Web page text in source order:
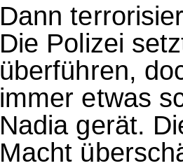
Dann
Die Polizei
überführen,
immer etwas
Nadia gerät.
Macht